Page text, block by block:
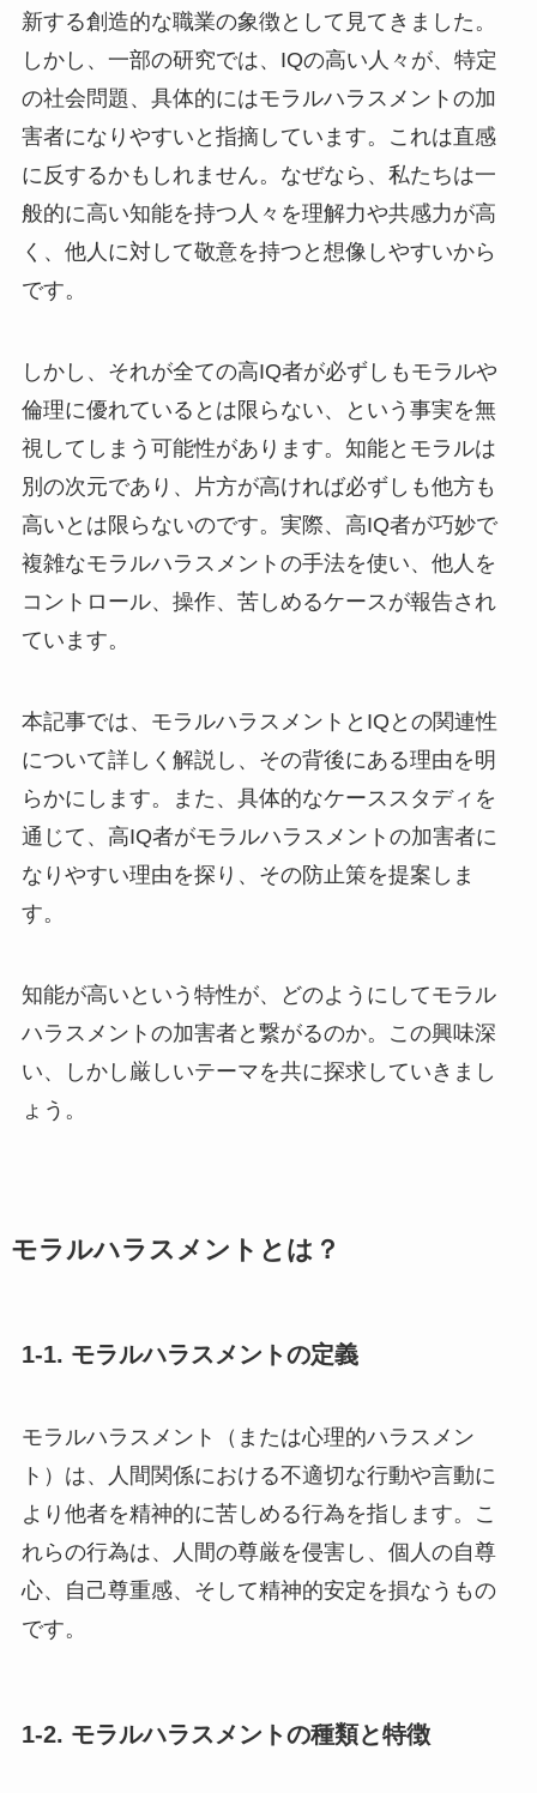
新する創造的な職業の象徴として見てきました。
しかし、一部の研究では、IQの高い人々が、特定
の社会問題、具体的にはモラルハラスメントの加
害者になりやすいと指摘しています。これは直感
に反するかもしれません。なぜなら、私たちは一
般的に高い知能を持つ人々を理解力や共感力が高
く、他人に対して敬意を持つと想像しやすいから
です。
しかし、それが全ての高IQ者が必ずしもモラルや
倫理に優れているとは限らない、という事実を無
視してしまう可能性があります。知能とモラルは
別の次元であり、片方が高ければ必ずしも他方も
高いとは限らないのです。実際、高IQ者が巧妙で
複雑なモラルハラスメントの手法を使い、他人を
コントロール、操作、苦しめるケースが報告され
ています。
本記事では、モラルハラスメントとIQとの関連性
について詳しく解説し、その背後にある理由を明
らかにします。また、具体的なケーススタディを
通じて、高IQ者がモラルハラスメントの加害者に
なりやすい理由を探り、その防止策を提案しま
す。
知能が高いという特性が、どのようにしてモラル
ハラスメントの加害者と繋がるのか。この興味深
い、しかし厳しいテーマを共に探求していきまし
ょう。
モラルハラスメントとは？
1-1. モラルハラスメントの定義
モラルハラスメント（または心理的ハラスメン
ト）は、人間関係における不適切な行動や言動に
より他者を精神的に苦しめる行為を指します。こ
れらの行為は、人間の尊厳を侵害し、個人の自尊
心、自己尊重感、そして精神的安定を損なうもの
です。
1-2. モラルハラスメントの種類と特徴